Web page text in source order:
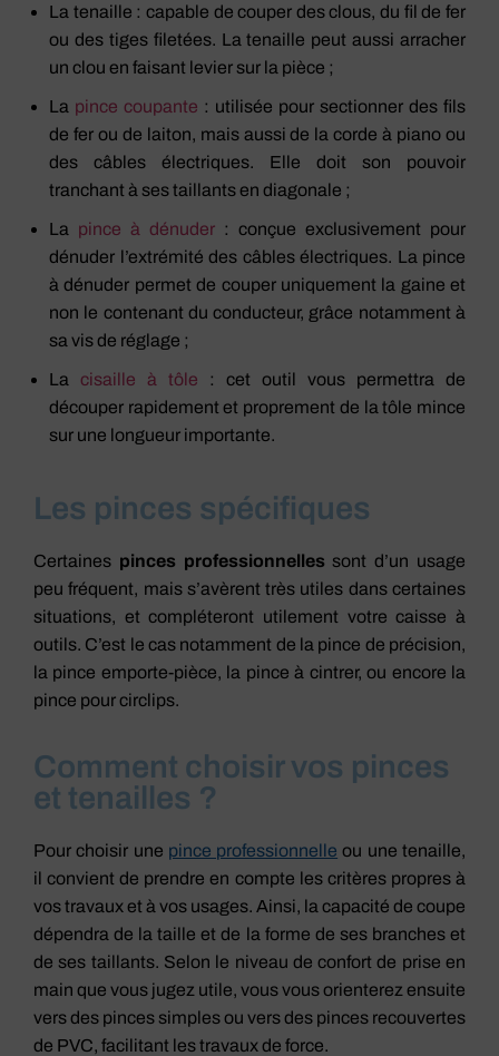
La tenaille : capable de couper des clous, du fil de fer
ou des tiges filetées. La tenaille peut aussi arracher
un clou en faisant levier sur la pièce ;
La pince coupante : utilisée pour sectionner des fils
de fer ou de laiton, mais aussi de la corde à piano ou
des câbles électriques. Elle doit son pouvoir
tranchant à ses taillants en diagonale ;
La pince à dénuder : conçue exclusivement pour
dénuder l’extrémité des câbles électriques. La pince
à dénuder permet de couper uniquement la gaine et
non le contenant du conducteur, grâce notamment à
sa vis de réglage ;
La cisaille à tôle : cet outil vous permettra de
découper rapidement et proprement de la tôle mince
sur une longueur importante.
Les pinces spécifiques
Certaines pinces professionnelles sont d’un usage
peu fréquent, mais s’avèrent très utiles dans certaines
situations, et compléteront utilement votre caisse à
outils. C’est le cas notamment de la pince de précision,
la pince emporte-pièce, la pince à cintrer, ou encore la
pince pour circlips.
Comment choisir vos pinces
et tenailles ?
Pour choisir une pince professionnelle ou une tenaille,
il convient de prendre en compte les critères propres à
vos travaux et à vos usages. Ainsi, la capacité de coupe
dépendra de la taille et de la forme de ses branches et
de ses taillants. Selon le niveau de confort de prise en
main que vous jugez utile, vous vous orienterez ensuite
vers des pinces simples ou vers des pinces recouvertes
de PVC, facilitant les travaux de force.